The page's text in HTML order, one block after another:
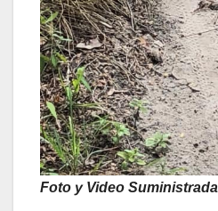
Foto y Video Suministrada